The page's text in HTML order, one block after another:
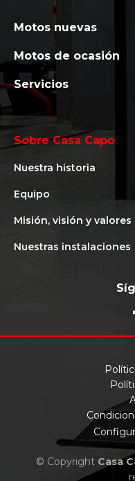
Motos nuevas
Motos de ocasión
Servicios
Sobre Casa Capo
Nuestra historia
Equipo
Misión, visión y valores
Nuestras instalaciones
© Copyright Casa